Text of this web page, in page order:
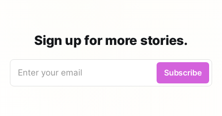
Sign up for more stories.
Enter your email Subscribe